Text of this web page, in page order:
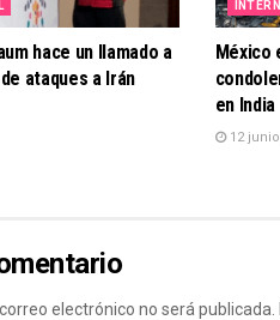
hace un llamado a
ataques a Irán
México
en India
12
electrónico no será publicada.